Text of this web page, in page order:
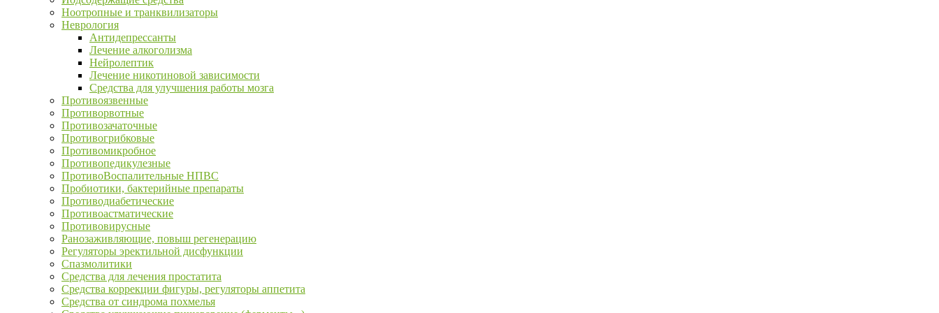
Ноотропные и транквилизаторы
Неврология
Антидепрессанты
Лечение алкоголизма
Нейролептик
Лечение никотиновой зависимости
Средства для улучшения работы мозга
Противоязвенные
Противорвотные
Противозачаточные
Противогрибковые
Противомикробное
Противопедикулезные
ПротивоВоспалительные НПВС
Пробиотики, бактерийные препараты
Противодиабетические
Противоастматические
Противовирусные
Ранозаживляющие, повыш регенерацию
Регуляторы эректильной дисфункции
Спазмолитики
Средства для лечения простатита
Средства коррекции фигуры, регуляторы аппетита
Средства от синдрома похмелья